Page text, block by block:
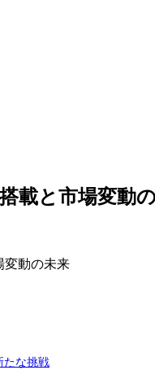
載と市場変動
たな挑戦